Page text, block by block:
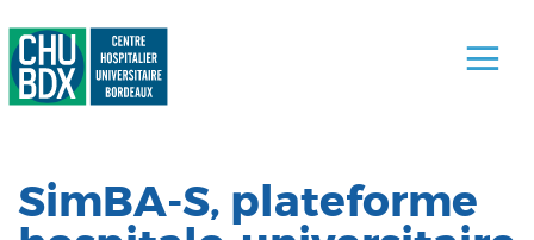
SimBA-S, plateforme